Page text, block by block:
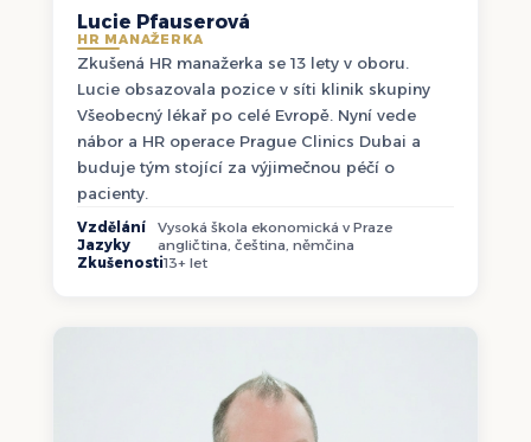
Lucie Pfauserová
HR MANAŽERKA
Zkušená HR manažerka se 13 lety v oboru.
Lucie obsazovala pozice v síti klinik skupiny
Všeobecný lékař po celé Evropě. Nyní vede
nábor a HR operace Prague Clinics Dubai a
buduje tým stojící za výjimečnou péčí o
pacienty.
Vzdělání
Vysoká škola ekonomická v Praze
Jazyky
angličtina, čeština, němčina
Zkušenosti13+ let